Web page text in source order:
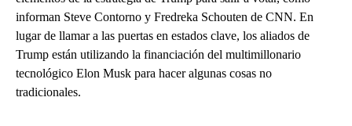
informan Steve Contorno y Fredreka Schouten de CNN. En
lugar de llamar a las puertas en estados clave, los aliados de
Trump están utilizando la financiación del multimillonario
tecnológico Elon Musk para hacer algunas cosas no
tradicionales.